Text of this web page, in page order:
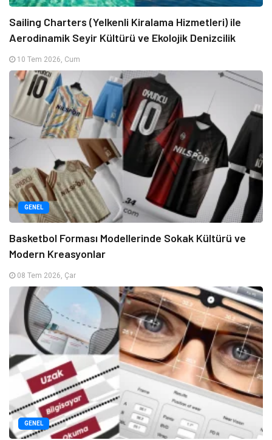
Sailing Charters (Yelkenli Kiralama Hizmetleri) ile
Aerodinamik Seyir Kültürü ve Ekolojik Denizcilik
10 Tem 2026, Cum
GENEL
Basketbol Forması Modellerinde Sokak Kültürü ve
Modern Kreasyonlar
08 Tem 2026, Çar
GENEL